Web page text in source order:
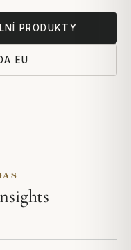
PRODUKTY
EU